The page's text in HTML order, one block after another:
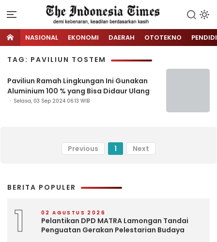
NASIONAL EKONOMI DAERAH OTOTEKNO
TAG: PAVILIUN TOSTEM
Paviliun Ramah Lingkungan Ini Gunakan
Aluminium 100 % yang Bisa Didaur Ulang
Selasa, 03 Sep 2024 06:13 WIB
Previous 1 Next
BERITA POPULER
1 02 AGUSTUS 2026
Pelantikan DPD MATRA Lamongan Tandai
Penguatan Gerakan Pelestarian Budaya